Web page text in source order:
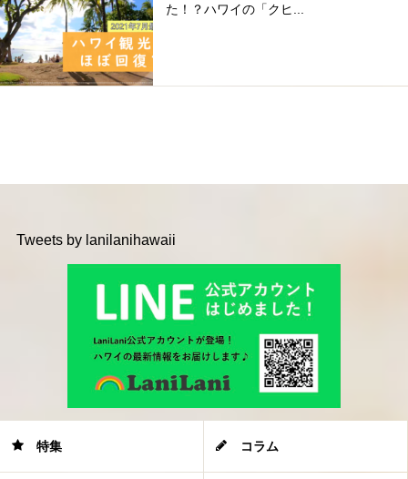
た！？ハワイの「クヒ...
Tweets by lanilanihawaii
特集 コラム